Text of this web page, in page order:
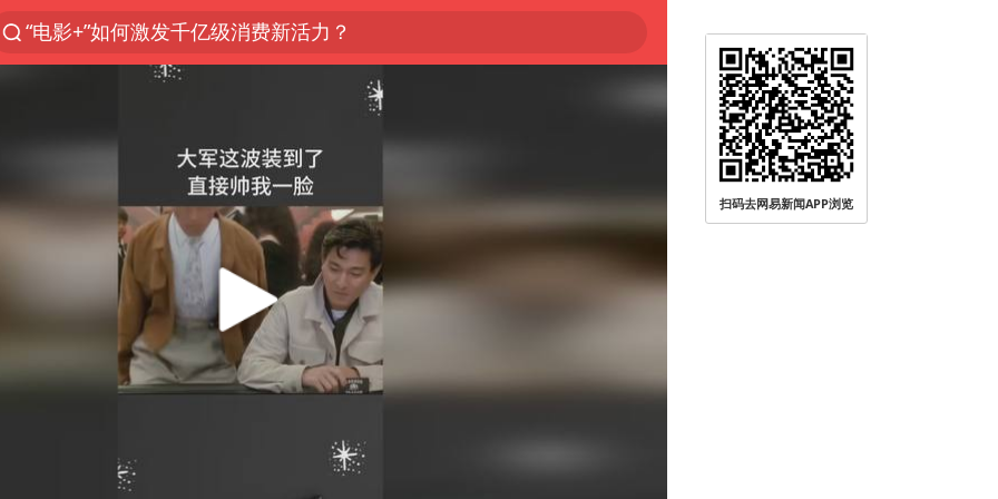
“电影+”如何激发千亿级消费新活力？
日本试射“战斧”导弹，国防部回应
向鹏0-3不敌张本智和
百花奖开幕式
四川宜宾高县4.9级地震致1死
广东雷州通报特教老师招聘违规事件
山东一元代青花杯离奇失踪
“新疆阿勒泰八月能滑雪”不实
我国外贸延续良好增长态势
扫码去网易新闻APP浏览